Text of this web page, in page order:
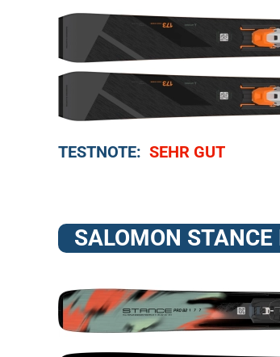
TESTNOTE: SEHR GUT
SALOMON STANCE